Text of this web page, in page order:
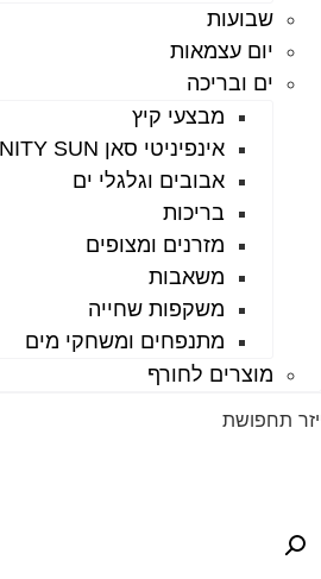
שבועות
יום עצמאות
ים ובריכה
מבצעי קיץ
אינפיניטי סאן INFINITY SUN
אבובים וגלגלי ים
בריכות
מזרנים ומצופים
משאבות
משקפות שחייה
מתנפחים ומשחקי מים
מוצרים לחורף
תחפושת